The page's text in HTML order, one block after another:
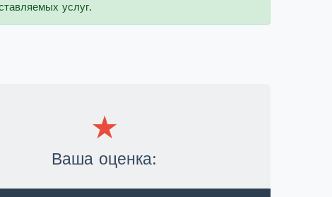
услуг.
Ваша оценка: